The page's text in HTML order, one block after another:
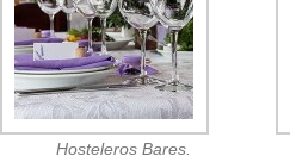
Hosteleros Bares.